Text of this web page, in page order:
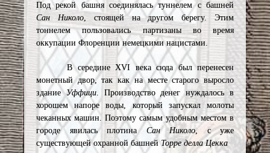
Под рекой башня соединялась туннелем с башней
Сан Николо, стоящей на другом берегу. Этим
тоннелем пользовались партизаны во время
оккупации Флоренции немецкими нацистами.
В середине XVI века сюда был перенесен
монетный двор, так как на месте старого выросло
зданиеУффици. Производство денег нуждалось в
хорошем напоре воды, который запускал молоты
чеканных машин. Поэтому самым удобным местом в
городе явилась плотина Сан Николо, с уже
существующей охранной башнейТорре делла Цекка